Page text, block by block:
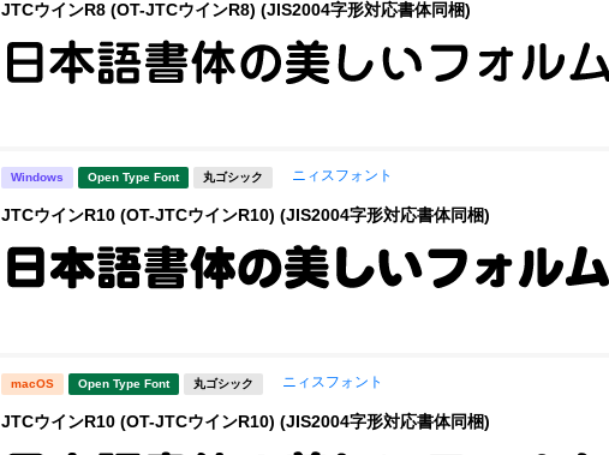
JTCウインR8 (OT-JTCウインR8) (JIS2004字形対応書体同梱)
Windows Open Type Font 丸ゴシック ニィスフォント
JTCウインR10 (OT-JTCウインR10) (JIS2004字形対応書体同梱)
macOS Open Type Font 丸ゴシック ニィスフォント
JTCウインR10 (OT-JTCウインR10) (JIS2004字形対応書体同梱)